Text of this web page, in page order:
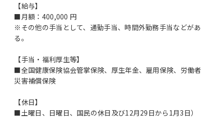
【給与】
■月額：400,000 円
※その他の手当として、通勤手当、時間外勤務手当などがあ
る。
【手当・福利厚生等】
■全国健康保険協会管掌保険、厚生年金、雇用保険、労働者
災害補償保険
【休日】
■土曜日、日曜日、国民の休日及び12月29日から1月3日）